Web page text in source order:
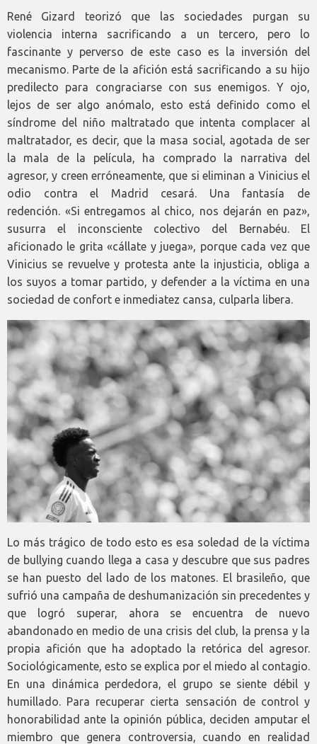
René Gizard teorizó que las sociedades purgan su
violencia interna sacrificando a un tercero, pero lo
fascinante y perverso de este caso es la inversión del
mecanismo. Parte de la afición está sacrificando a su hijo
predilecto para congraciarse con sus enemigos. Y ojo,
lejos de ser algo anómalo, esto está definido como el
síndrome del niño maltratado que intenta complacer al
maltratador, es decir, que la masa social, agotada de ser
la mala de la película, ha comprado la narrativa del
agresor, y creen erróneamente, que si eliminan a Vinicius el
odio contra el Madrid cesará. Una fantasía de
redención. «Si entregamos al chico, nos dejarán en paz»,
susurra el inconsciente colectivo del Bernabéu. El
aficionado le grita «cállate y juega», porque cada vez que
Vinicius se revuelve y protesta ante la injusticia, obliga a
los suyos a tomar partido, y defender a la víctima en una
sociedad de confort e inmediatez cansa, culparla libera.
Lo más trágico de todo esto es esa soledad de la víctima
de bullying cuando llega a casa y descubre que sus padres
se han puesto del lado de los matones. El brasileño, que
sufrió una campaña de deshumanización sin precedentes y
que logró superar, ahora se encuentra de nuevo
abandonado en medio de una crisis del club, la prensa y la
propia afición que ha adoptado la retórica del agresor.
Sociológicamente, esto se explica por el miedo al contagio.
En una dinámica perdedora, el grupo se siente débil y
humillado. Para recuperar cierta sensación de control y
honorabilidad ante la opinión pública, deciden amputar el
miembro que genera controversia, cuando en realidad